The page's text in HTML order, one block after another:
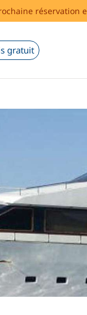
réservation
gratuit